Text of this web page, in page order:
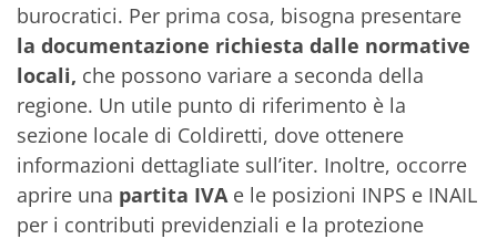
burocratici. Per prima cosa, bisogna presentare
la documentazione richiesta dalle normative
locali, che possono variare a seconda della
regione. Un utile punto di riferimento è la
sezione locale di Coldiretti, dove ottenere
informazioni dettagliate sull’iter. Inoltre, occorre
aprire una partita IVA e le posizioni INPS e INAIL
per i contributi previdenziali e la protezione